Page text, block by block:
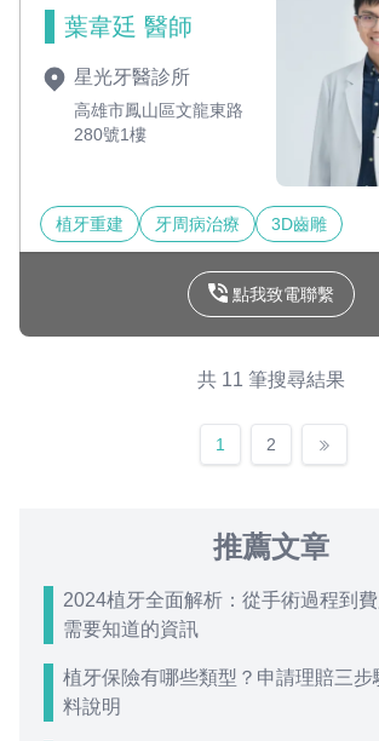
葉韋廷 醫師
星光牙醫診所
高雄市鳳山區文龍東路
280號1樓
植牙重建 牙周病治療 3D齒雕
點我致電聯繫
共 11 筆搜尋結果
1 2
推薦文章
2024植牙全面解析：從手術過程到
需要知道的資訊
植牙保險有哪些類型？申請理賠三步
料說明